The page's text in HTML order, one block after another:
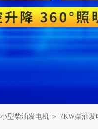
小型柴油发电机 ＞ 7KW柴油发